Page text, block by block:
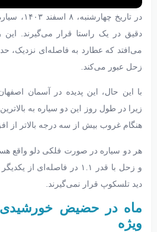
در تاریخ
دقیق در یک راستا قرار می‌گیرند. این
زحل عبور می‌کند.
با این حال، این پدیده در آسمان
زیرا در طول روز این دو سیاره به
هنگام غروب بیش از سه درجه بالاتر از
و زحل با قدر ۱.۱ در فاصله‌ای
دید تلسکوپ قرار نمی‌گیرند.
ماه در حضیض
ویژه